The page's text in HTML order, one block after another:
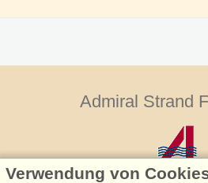
Admiral Strand
Verwendung von